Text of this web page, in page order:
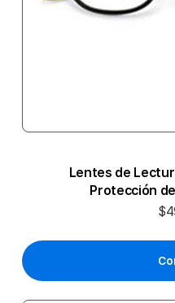
Lentes de
Protección